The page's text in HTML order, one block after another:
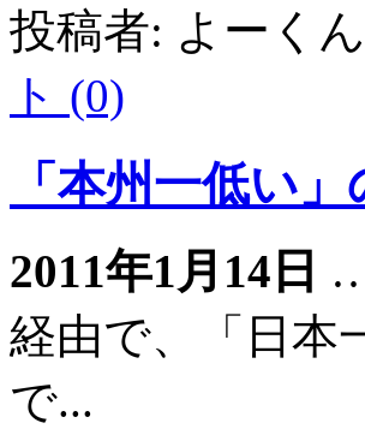
投稿者: よーく
ト (0)
「本州一低い
2011年1月14日
経由で、「日本
で...